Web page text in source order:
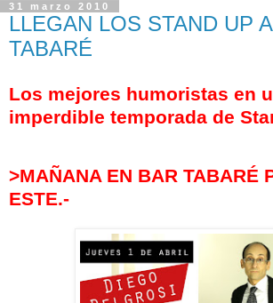
31 marzo 2010
LLEGAN LOS STAND UP
TABARÉ
Los mejores humoristas en
imperdible temporada de
>MAÑANA EN BAR TABARÉ
ESTE.-